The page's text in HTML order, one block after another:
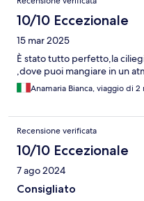
10/10 Eccezionale
15 mar 2025
È stato tutto perfetto,la
,dove puoi mangiare in un
Anamaria Bianca, viaggio di 2
Recensione verificata
10/10 Eccezionale
7 ago 2024
Consigliato